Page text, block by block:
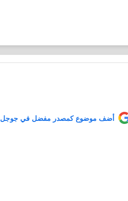
أضف موضوع كمصدر مفضل في جوجل